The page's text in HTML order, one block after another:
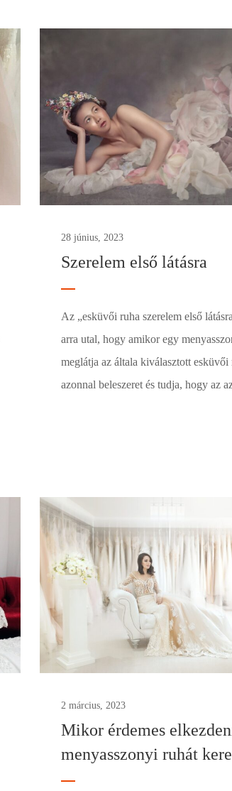
28 június, 2023
Szerelem első látásra
Az „esküvői ruha szerelem első
arra utal, hogy amikor egy
meglátja az általa kiválasztott esküvői
azonnal beleszeret és tudja, hogy az
2 március, 2023
Mikor érdemes
menyasszonyi ruhát